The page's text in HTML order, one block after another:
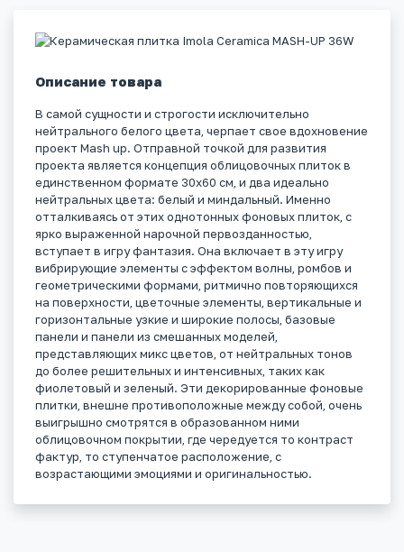
Описание товара
В самой сущности и строгости исключительно
нейтрального белого цвета, черпает свое вдохновение
проект Mash up. Отправной точкой для развития
проекта является концепция облицовочных плиток в
единственном формате 30x60 см, и два идеально
нейтральных цвета: белый и миндальный. Именно
отталкиваясь от этих однотонных фоновых плиток, с
ярко выраженной нарочной первозданностью,
вступает в игру фантазия. Она включает в эту игру
вибрирующие элементы с эффектом волны, ромбов и
геометрическими формами, ритмично повторяющихся
на поверхности, цветочные элементы, вертикальные и
горизонтальные узкие и широкие полосы, базовые
панели и панели из смешанных моделей,
представляющих микс цветов, от нейтральных тонов
до более решительных и интенсивных, таких как
фиолетовый и зеленый. Эти декорированные фоновые
плитки, внешне противоположные между собой, очень
выигрышно смотрятся в образованном ними
облицовочном покрытии, где чередуется то контраст
фактур, то ступенчатое расположение, с
возрастающими эмоциями и оригинальностью.